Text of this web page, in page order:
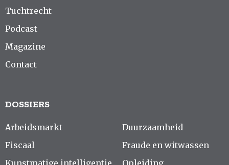
Tuchtrecht
Podcast
Magazine
Contact
DOSSIERS
Arbeidsmarkt
Fiscaal
Kunstmatige intelligentie
Duurzaamheid
Fraude en witwassen
Opleiding